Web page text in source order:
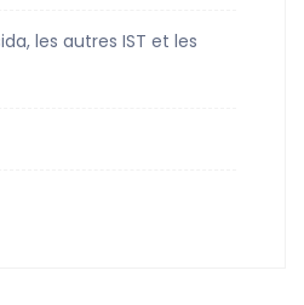
les autres IST et les